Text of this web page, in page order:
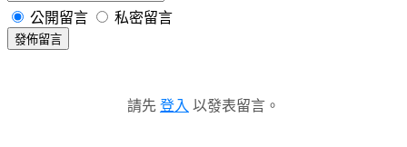
公開留言 私密留言
發佈留言
請先 登入 以發表留言。